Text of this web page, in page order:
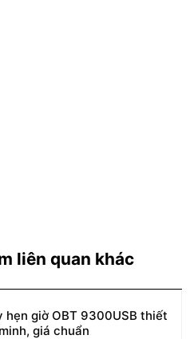
liên quan khác
hẹn giờ OBT 9300USB thiết
giá chuẩn